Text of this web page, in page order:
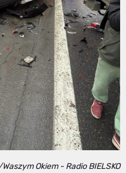
Okiem - Radio BIELSKO